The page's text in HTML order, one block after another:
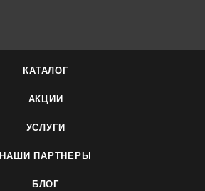
КАТАЛОГ
АКЦИИ
УСЛУГИ
НАШИ ПАРТНЕРЫ
БЛОГ